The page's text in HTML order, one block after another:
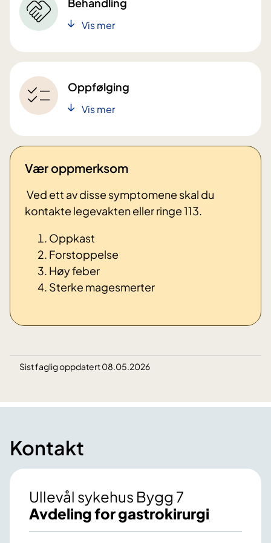
Vis mer
Oppfølging
Vis mer
Vær oppmerksom
Ved ett av disse symptomene skal du
kontakte legevakten eller ringe 113.
Oppkast
Forstoppelse
Høy feber
Sterke magesmerter
Sist faglig oppdatert 08.05.2026
Kontakt
Ullevål sykehus Bygg 7
Avdeling for gastrokirurgi